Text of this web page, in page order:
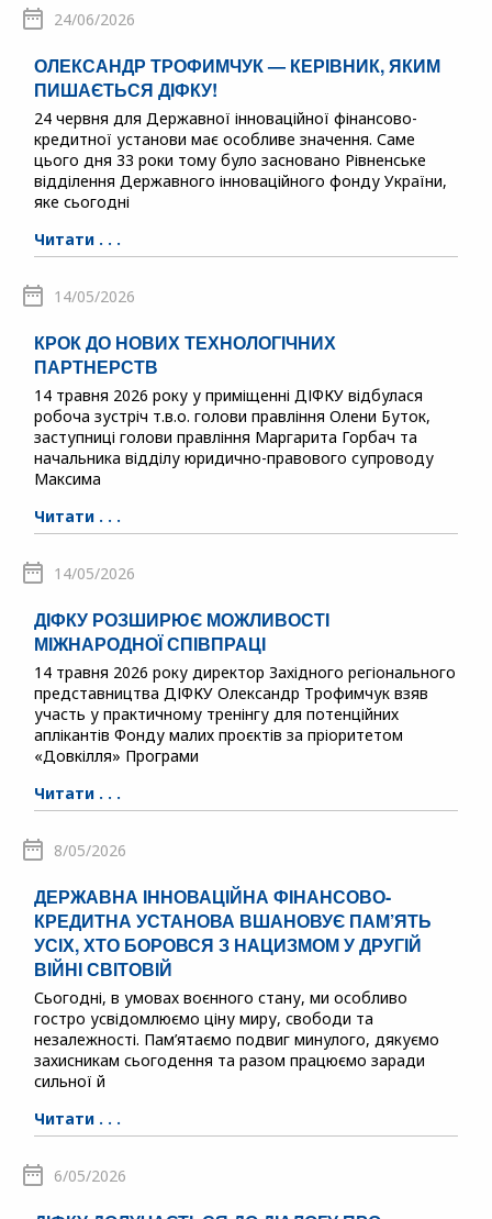
24/06/2026
ОЛЕКСАНДР ТРОФИМЧУК — КЕРІВНИК, ЯКИМ
ПИШАЄТЬСЯ ДІФКУ!
24 червня для Державної інноваційної фінансово-
кредитної установи має особливе значення. Саме
цього дня 33 роки тому було засновано Рівненське
відділення Державного інноваційного фонду України,
яке сьогодні
Читати . . .
14/05/2026
КРОК ДО НОВИХ ТЕХНОЛОГІЧНИХ
ПАРТНЕРСТВ
14 травня 2026 року у приміщенні ДІФКУ відбулася
робоча зустріч т.в.о. голови правління Олени Буток,
заступниці голови правління Маргарита Горбач та
начальника відділу юридично-правового супроводу
Максима
Читати . . .
14/05/2026
ДІФКУ РОЗШИРЮЄ МОЖЛИВОСТІ
МІЖНАРОДНОЇ СПІВПРАЦІ
14 травня 2026 року директор Західного регіонального
представництва ДІФКУ Олександр Трофимчук взяв
участь у практичному тренінгу для потенційних
аплікантів Фонду малих проєктів за пріоритетом
«Довкілля» Програми
Читати . . .
8/05/2026
ДЕРЖАВНА ІННОВАЦІЙНА ФІНАНСОВО-
КРЕДИТНА УСТАНОВА ВШАНОВУЄ ПАМ’ЯТЬ
УСІХ, ХТО БОРОВСЯ З НАЦИЗМОМ У ДРУГІЙ
ВІЙНІ СВІТОВІЙ
Сьогодні, в умовах воєнного стану, ми особливо
гостро усвідомлюємо ціну миру, свободи та
незалежності. Пам’ятаємо подвиг минулого, дякуємо
захисникам сьогодення та разом працюємо заради
сильної й
Читати . . .
6/05/2026